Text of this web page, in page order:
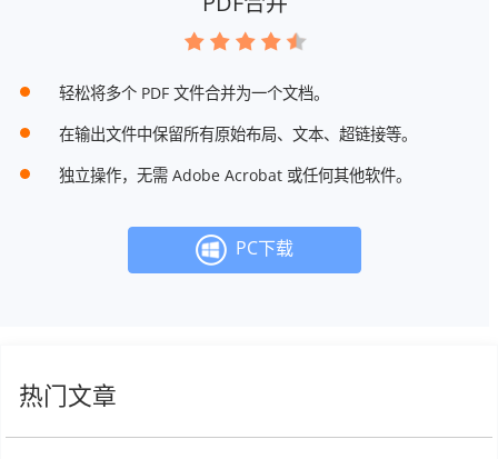
轻松将多个 PDF 文件合并为一个文档。
在输出文件中保留所有原始布局、文本、超链接等。
独立操作，无需 Adob​​e Acrobat 或任何其他软件。
PC下载
热门文章